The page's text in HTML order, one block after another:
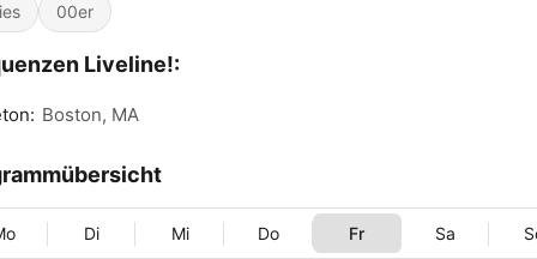
00er
Liveline!:
Boston, MA
Di Mi Do Fr Sa